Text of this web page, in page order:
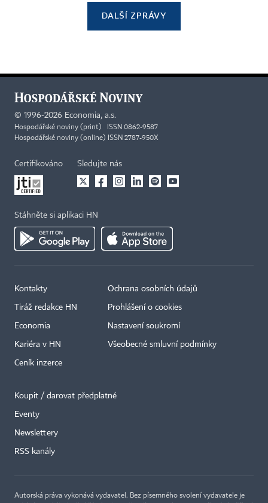
DALŠÍ ZPRÁVY
© 1996-2026 Economia, a.s.
Hospodářské noviny (print) ISSN 0862-9587
Hospodářské noviny (online) ISSN 2787-950X
Certifikováno Sledujte nás
Stáhněte si aplikaci HN
Kontakty
Tiráž redakce HN
Economia
Kariéra v HN
Ceník inzerce
Ochrana osobních údajů
Prohlášení o cookies
Nastavení soukromí
Všeobecné smluvní podmínky
Koupit / darovat předplatné
Eventy
Newslettery
RSS kanály
Autorská práva vykonává vydavatel. Bez písemného svolení vydavatele je